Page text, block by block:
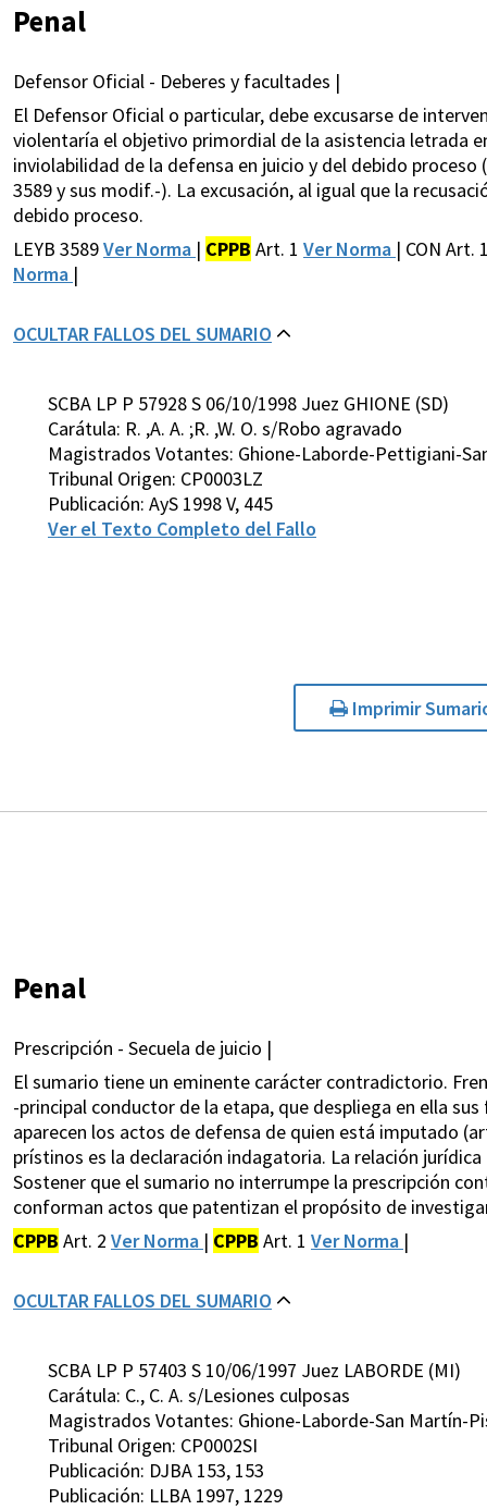
Penal
Defensor Oficial - Deberes y facultades |
El Defensor Oficial o particular, debe excusarse de
violentaría el objetivo primordial de la asistencia letrada
inviolabilidad de la defensa en juicio y del debido proceso
3589 y sus modif.-). La excusación, al igual que la
debido proceso.
LEYB 3589Ver Norma | CPPB Art. 1 Ver Norma | CON Art.
Norma |
OCULTAR FALLOS DEL SUMARIO
SCBA LP P 57928 S 06/10/1998 Juez GHIONE (SD)
Carátula: R. ,A. A. ;R. ,W. O. s/Robo agravado
Magistrados Votantes: Ghione-Laborde-Pettigiani-
Tribunal Origen: CP0003LZ
Publicación: AyS 1998 V, 445
Ver el Texto Completo del Fallo
Imprimir
Penal
Prescripción - Secuela de juicio |
El sumario tiene un eminente carácter contradictorio.
-principal conductor de la etapa, que despliega en ella
aparecen los actos de defensa de quien está imputado
prístinos es la declaración indagatoria. La relación
Sostener que el sumario no interrumpe la prescripción
conforman actos que patentizan el propósito de
CPPB Art. 2 Ver Norma | CPPB Art. 1 Ver Norma |
OCULTAR FALLOS DEL SUMARIO
SCBA LP P 57403 S 10/06/1997 Juez LABORDE (MI)
Carátula: C., C. A. s/Lesiones culposas
Magistrados Votantes: Ghione-Laborde-San Martín-
Tribunal Origen: CP0002SI
Publicación: DJBA 153, 153
Publicación: LLBA 1997, 1229